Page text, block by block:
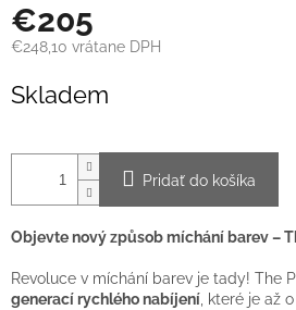
€205
€248,10 vrátane DPH
cena:
Skladem
Pridať do košíka
Objevte nový způsob míchání barev –
Revoluce v míchání barev je tady! The
generací rychlého nabíjení, které je až o